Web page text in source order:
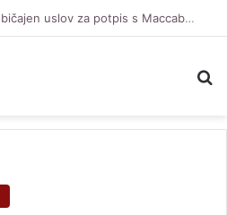
Daniel Theis iznio neuobičajen uslov za potpis s Maccabijem, tražio je privatnog šetača za svog psa